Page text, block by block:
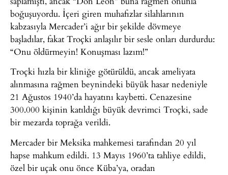
boğuşuyordu. İçeri giren muhafızlar silahlarının
kabzasıyla Mercader’i ağır bir şekilde dövmeye
başladılar, fakat Troçki anlaşılır bir sesle onları durdurdu:
“Onu öldürmeyin! Konuşması lazım!”
Troçki hızla bir kliniğe götürüldü, ancak ameliyata
alınmasına rağmen beynindeki büyük hasar nedeniyle
21 Ağustos 1940’da hayatını kaybetti. Cenazesine
300.000 kişinin katıldığı büyük devrimci Troçki, sade
bir mezarda toprağa verildi.
Mercader bir Meksika mahkemesi tarafından 20 yıl
hapse mahkum edildi. 13 Mayıs 1960’ta tahliye edildi,
özel bir uçak onu önce Küba’ya, oradan